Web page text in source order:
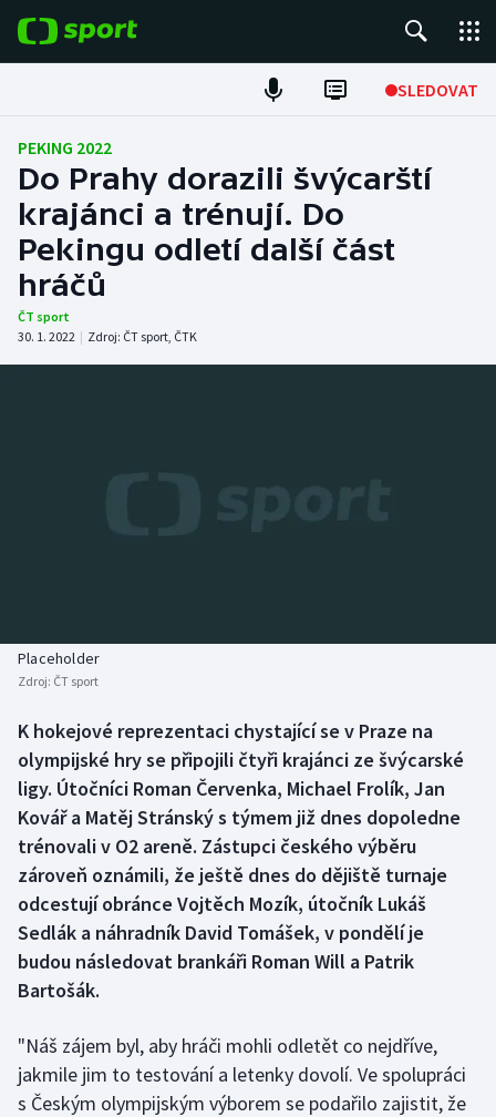
SLEDOVAT
Fotbal
Hokej
Tenis
Atletika
Boby a skeleton
Box
Curling
Dostihy
Florbal
Futsal
Golf
Gymnastika
Házená
AZ kvíz
PEKING 2022
Do Prahy dorazili švýcarští
krajánci a trénují. Do
Pekingu odletí další část
hráčů
ČT sport
30. 1. 2022 | Zdroj: ČT sport, ČTK
Placeholder
Zdroj: ČT sport
K hokejové reprezentaci chystající se v Praze na
olympijské hry se připojili čtyři krajánci ze švýcarské
ligy. Útočníci Roman Červenka, Michael Frolík, Jan
Kovář a Matěj Stránský s týmem již dnes dopoledne
trénovali v O2 areně. Zástupci českého výběru
zároveň oznámili, že ještě dnes do dějiště turnaje
odcestují obránce Vojtěch Mozík, útočník Lukáš
Sedlák a náhradník David Tomášek, v pondělí je
budou následovat brankáři Roman Will a Patrik
Bartošák.
"Náš zájem byl, aby hráči mohli odletět co nejdříve,
jakmile jim to testování a letenky dovolí. Ve spolupráci
s Českým olympijským výborem se podařilo zajistit, že